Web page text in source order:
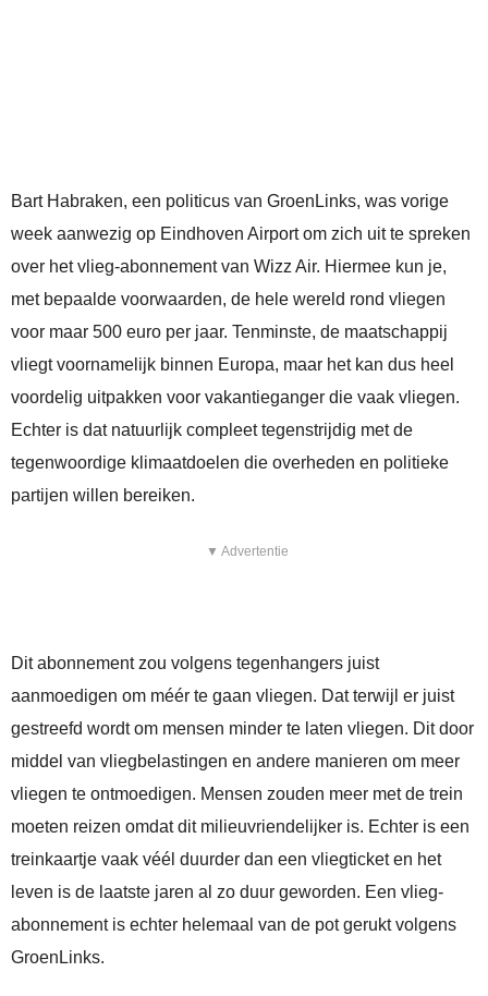
Bart Habraken, een politicus van GroenLinks, was vorige
week aanwezig op Eindhoven Airport om zich uit te spreken
over het vlieg-abonnement van Wizz Air. Hiermee kun je,
met bepaalde voorwaarden, de hele wereld rond vliegen
voor maar 500 euro per jaar. Tenminste, de maatschappij
vliegt voornamelijk binnen Europa, maar het kan dus heel
voordelig uitpakken voor vakantieganger die vaak vliegen.
Echter is dat natuurlijk compleet tegenstrijdig met de
tegenwoordige klimaatdoelen die overheden en politieke
partijen willen bereiken.
▼ Advertentie
Dit abonnement zou volgens tegenhangers juist
aanmoedigen om méér te gaan vliegen. Dat terwijl er juist
gestreefd wordt om mensen minder te laten vliegen. Dit door
middel van vliegbelastingen en andere manieren om meer
vliegen te ontmoedigen. Mensen zouden meer met de trein
moeten reizen omdat dit milieuvriendelijker is. Echter is een
treinkaartje vaak véél duurder dan een vliegticket en het
leven is de laatste jaren al zo duur geworden. Een vlieg-
abonnement is echter helemaal van de pot gerukt volgens
GroenLinks.